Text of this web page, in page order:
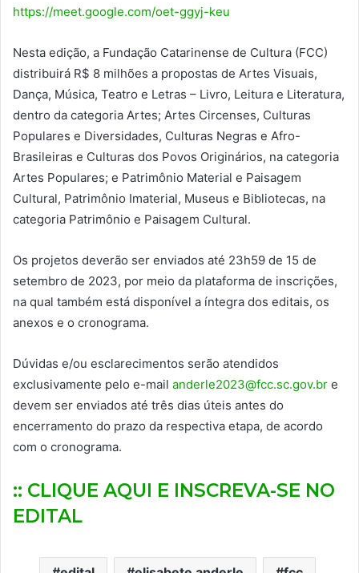
https://meet.google.com/oet-ggyj-keu
Nesta edição, a Fundação Catarinense de Cultura (FCC)
distribuirá R$ 8 milhões a propostas de Artes Visuais,
Dança, Música, Teatro e Letras – Livro, Leitura e Literatura,
dentro da categoria Artes; Artes Circenses, Culturas
Populares e Diversidades, Culturas Negras e Afro-
Brasileiras e Culturas dos Povos Originários, na categoria
Artes Populares; e Patrimônio Material e Paisagem
Cultural, Patrimônio Imaterial, Museus e Bibliotecas, na
categoria Patrimônio e Paisagem Cultural.
Os projetos deverão ser enviados até 23h59 de 15 de
setembro de 2023, por meio da plataforma de inscrições,
na qual também está disponível a íntegra dos editais, os
anexos e o cronograma.
Dúvidas e/ou esclarecimentos serão atendidos
exclusivamente pelo e-mail anderle2023@fcc.sc.gov.br e
devem ser enviados até três dias úteis antes do
encerramento do prazo da respectiva etapa, de acordo
com o cronograma.
:: CLIQUE AQUI E INSCREVA-SE NO
EDITAL